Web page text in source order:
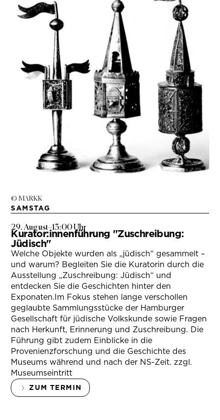
© MARKK
SAMSTAG
29. August–13:00 Uhr
Kurator:innenführung "Zuschreibung:
Jüdisch"
Welche Objekte wurden als „jüdisch“ gesammelt –
und warum? Begleiten Sie die Kuratorin durch die
Ausstellung „Zuschreibung: Jüdisch“ und
entdecken Sie die Geschichten hinter den
Exponaten.Im Fokus stehen lange verschollen
geglaubte Sammlungsstücke der Hamburger
Gesellschaft für jüdische Volkskunde sowie Fragen
nach Herkunft, Erinnerung und Zuschreibung. Die
Führung gibt zudem Einblicke in die
Provenienzforschung und die Geschichte des
Museums während und nach der NS-Zeit. zzgl.
Museumseintritt
ZUM TERMIN